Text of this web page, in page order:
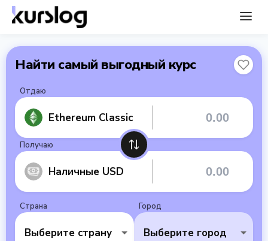
Найти самый выгодный курс
Отдаю
Ethereum Classic
Получаю
Наличные USD
Страна
Выберите страну
Город
Выберите город